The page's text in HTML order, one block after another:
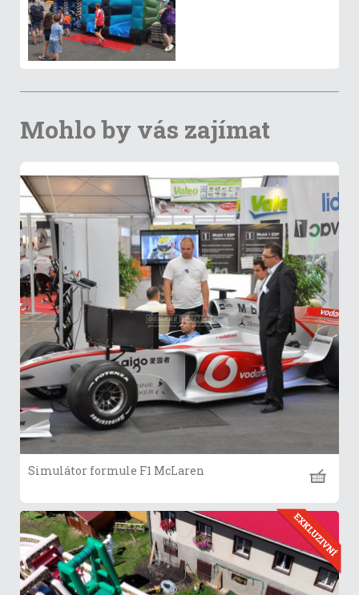
Mohlo by vás zajímat
Simulátor formule F1 McLaren